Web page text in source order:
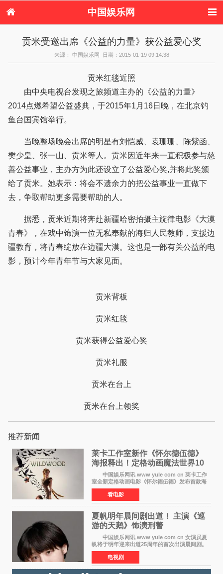
中国娱乐网
电视剧
演唱会 综艺节目
偶像活动
贡米受邀出席《公益的力量》获公益爱心奖
来源： 中国娱乐网 日期：2015-01-19 09:14:38
贡米红毯近照
由中央电视台发现之旅频道主办的《公益的力量》
2014点燃希望公益盛典，于2015年1月16日晚，在北京钓
鱼台国宾馆举行。
当晚整场晚会出席的明星有刘恺威、袁珊珊、陈紫函、
樊少皇、张一山、贡米等人。贡米因近年来一直积极参与慈
善公益事业，主办方为此还设立了公益爱心奖,并将此奖颁
给了贡米。她表示：将会不遗余力的把公益事业一直做下
去，争取帮助更多需要帮助的人。
据悉，贡米近期将奔赴新疆哈密拍摄主旋律电影《大漠
青春》，在戏中饰演一位无私奉献的海归人民教师，支援边
疆教育，将青春绽放在边疆大漠。这也是一部有关公益的电
影，预计今年青年节与大家见面。
贡米背板
贡米红毯
贡米获得公益爱心奖
贡米礼服
贡米在台上
贡米在台上领奖
推荐新闻
莱卡工作室新作《怀尔德伍德》
海报释出！定格动画魔法世界10
月开启
中国娱乐网讯 www yule com cn 莱卡工作
室全新定格动画电影《怀尔德伍德》发布首款海
报，女孩为找回弟弟走入黑暗、宏大的林中魔法
世界，一场关于勇气与亲情的奇幻冒险即将展
开。 本片由特
看电影
夏帆明年晨间剧出道！ 主演《巡
游的天鹅》饰演刑警
中国娱乐网讯 www yule com cn 女演员夏
帆将于明年迎来出道25周年的首次出演晨间剧。
NHK于8月4日宣布她将出演明年（2027年度）上
半期的晨间剧《巡游的天鹅》，饰演与女主角森
田望智饰演的生
电视剧